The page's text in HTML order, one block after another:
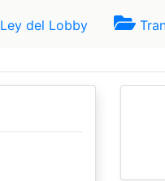
Ley del Lobby